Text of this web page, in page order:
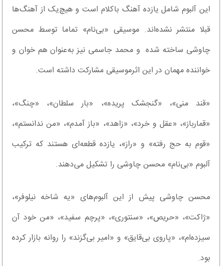
این آلبوم شامل یازده آهنگ باکلام است و هیچ‌یک از آهنگ‌ها
قبلا منتشر نشده‌اند. موسیقی «بی‌نام» تماما توسط محسن
چاوشی ساخته شده و محمد جاسمی نیز به‌عنوان هم خوان و
خواننده مهمان در این اثرموسیقی مشارکت داشته است.
«قند منی»، «گنجشک پریده»، «بار سلطان»، «چنگ»،
«قمارباز»، «عقل و خرد»، «زاهد»، «باز آمدم»، «من ندانستم»،
«قوم به حج رفته» و «راز»،‌ یازده قطعه‌ای هستند که ترکیب
آلبوم «بی‌نام» محسن چاوشی را تشکیل می‌دهند.
محسن چاوشی پیش از این آلبوم‌های «یه شاخه نیلوفر»،
«ژاکت»، «حریص»، «سنتوری»، «پرچم سفید»، «من خود آن
سیزده‌ام»، «پاروی بی‌قایق» و «امیر بی‌گزند» را روانه بازار کرده
بود.